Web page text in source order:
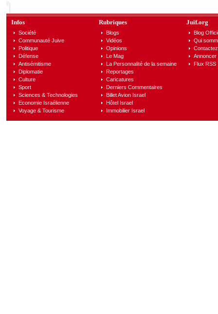
Infos
Société
Communauté Juive
Politique
Défense
Antisémitisme
Diplomatie
Culture
Sport
Sciences & Technologies
Economie Israélienne
Voyage & Tourisme
Rubriques
Blogs
Vidéos
Opinions
Le Mag
La Personnalité de la semaine
Reportages
Caricatures
Derniers Commentaires
Billet Avion Israel
Hôtel Israel
Immobilier Israel
Juif.org
Blog
Qui
Annoncer
Flux RSS